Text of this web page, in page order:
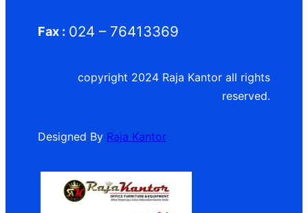
Fax : 024 – 76413369
copyright 2024 Raja Kantor all rights
reserved.
Designed By Raja Kantor